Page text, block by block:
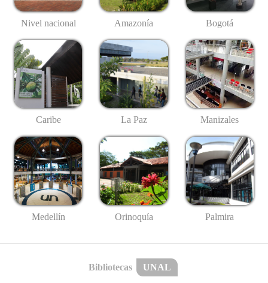
Nivel nacional Amazonía Bogotá
Caribe La Paz Manizales
Medellín Orinoquía Palmira
Bibliotecas UNAL